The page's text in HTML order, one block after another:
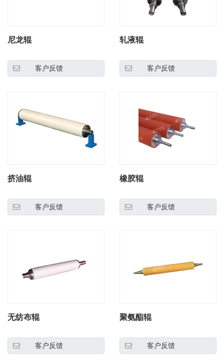
尼龙辊
客户反馈
轧液辊
客户反馈
挤油辊
客户反馈
橡胶辊
客户反馈
无纺布辊
客户反馈
聚氨酯辊
客户反馈